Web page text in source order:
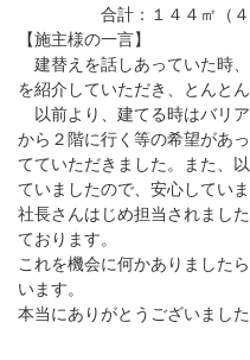
合計：１４４㎡（４３.
【施主様の一言】
建替えを話しあっていた時
を紹介していただき、とんと
以前より、建てる時はバリ
から２階に行く等の希望があ
てていただきました。また、
ていましたので、安心していま
社長さんはじめ担当されまし
ております。
これを機会に何かありました
います。
本当にありがとうございました